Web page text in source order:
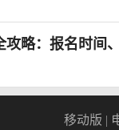
攻略：报名时间
移动版 |